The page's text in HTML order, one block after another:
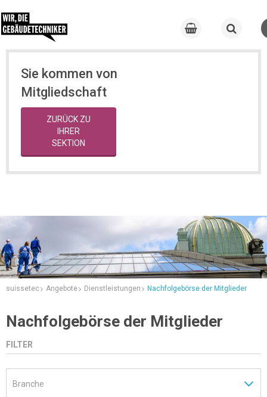
Sie kommen von
Mitgliedschaft
ZURÜCK ZU
IHRER
SEKTION
suissetec Angebote Dienstleistungen Nachfolgebörse der Mitglieder
Nachfolgebörse der Mitglieder
FILTER